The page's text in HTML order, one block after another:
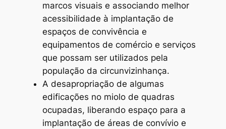
marcos visuais e associando melhor
acessibilidade à implantação de
espaços de convivência e
equipamentos de comércio e serviços
que possam ser utilizados pela
população da circunvizinhança.
A desapropriação de algumas
edificações no miolo de quadras
ocupadas, liberando espaço para a
implantação de áreas de convívio e